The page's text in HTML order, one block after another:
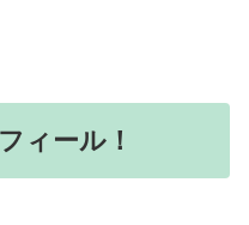
ィール！